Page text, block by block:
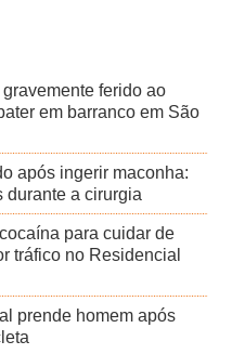
ferido ao
em barranco em São
após ingerir maconha:
durante a cirurgia
para cuidar de
tráfico no Residencial
prende homem após